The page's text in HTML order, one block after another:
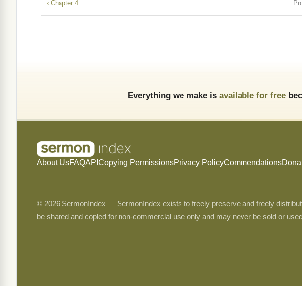
‹ Chapter 4
Everything we make is available for free
About UsFAQAPI Copying PermissionsPrivacy PolicyCommendations
© 2026 SermonIndex — SermonIndex exists to freely preserve and freely
be shared and copied for non-commercial use only and may never be sold or